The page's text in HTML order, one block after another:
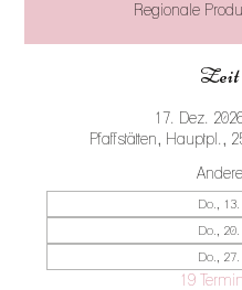
Regionale
17. Dez.
Pfaffstätten, Hauptpl.,
Do.,
Do.,
Do.,
19